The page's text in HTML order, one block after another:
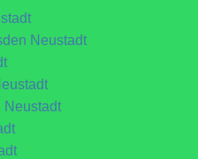
Neustadt
Neustadt